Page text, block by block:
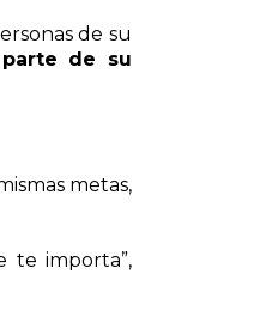
de su
de su
metas,
te importa”,